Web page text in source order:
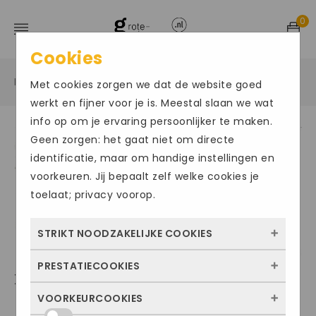
0
Home / Grote maten damesschoenen / Sneakers
XSENSIBLE GOLDEN GATE
Cookies
Met cookies zorgen we dat de website goed
werkt en fijner voor je is. Meestal slaan we wat
info op om je ervaring persoonlijker te maken.
Geen zorgen: het gaat niet om directe
identificatie, maar om handige instellingen en
voorkeuren. Jij bepaalt zelf welke cookies je
toelaat; privacy voorop.
STRIKT NOODZAKELIJKE COOKIES
Deze cookies zorgen ervoor dat de website
kunnen niet worden uitgezet. Meestal
PRESTATIECOOKIES
Met deze cookies zien we hoe vaak onze
VOORKEURCOOKIES